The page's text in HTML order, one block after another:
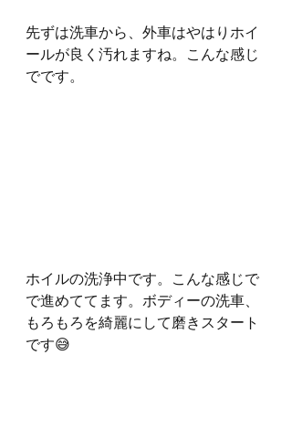
先ずは洗車から、外車はやはりホイ
ールが良く汚れますね。こんな感じ
でです。
ホイルの洗浄中です。こんな感じで
で進めててます。ボディーの洗車、
もろもろを綺麗にして磨きスタート
です😅